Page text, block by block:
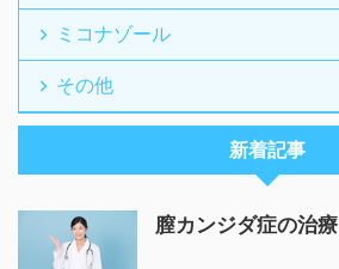
ミコナゾール
その他
新着記事
膣カンジダ症の治療